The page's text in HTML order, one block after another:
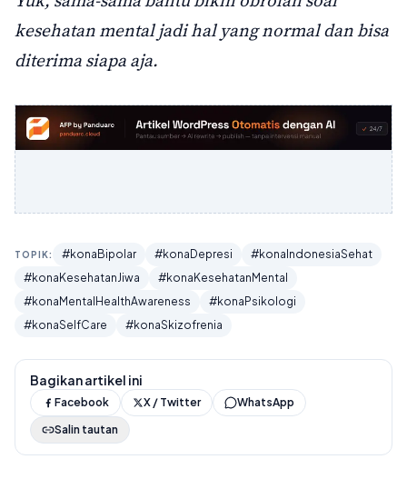
kesehatan mental jadi hal yang normal dan bisa
diterima siapa aja.
TOPIK: #konaBipolar #konaDepresi
#konaIndonesiaSehat
#konaKesehatanJiwa
#konaKesehatanMental
#konaMentalHealthAwareness
#konaPsikologi
#konaSelfCare
#konaSkizofrenia
Bagikan artikel ini
Facebook X / Twitter
WhatsApp
Salin tautan